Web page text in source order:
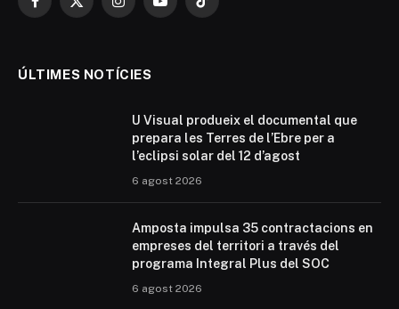
Facebook
X
InstagramYouTubeTikTok
ÚLTIMES NOTÍCIES
U Visual produeix el documental que
prepara les Terres de l’Ebre per a
l’eclipsi solar del 12 d’agost
6 agost 2026
Amposta impulsa 35 contractacions en
empreses del territori a través del
programa Integral Plus del SOC
6 agost 2026